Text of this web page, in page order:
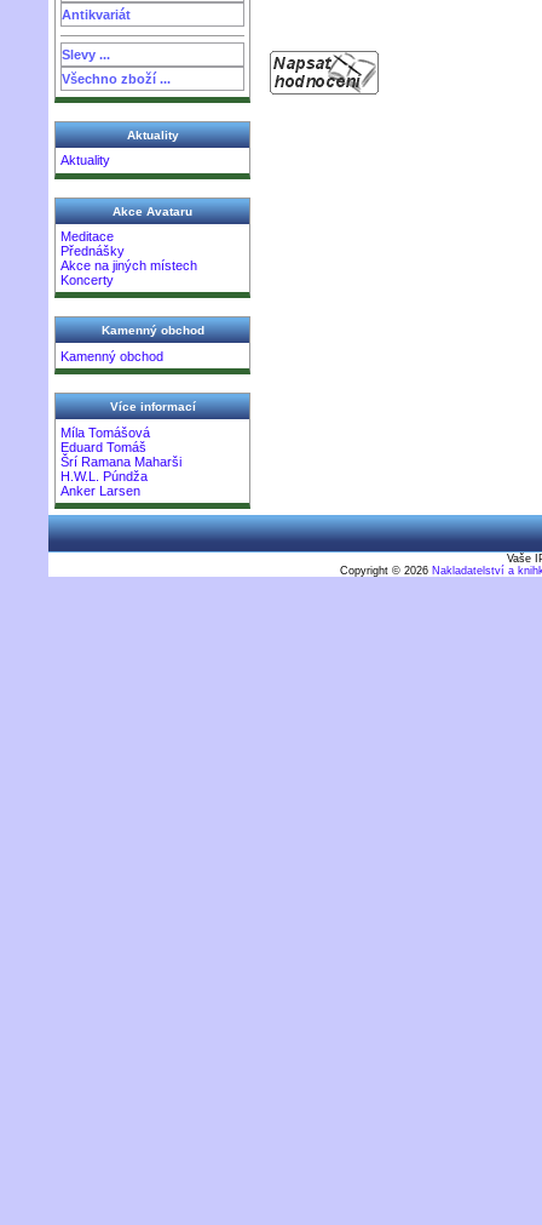
Antikvariát
Slevy ...
Všechno zboží ...
Aktuality
Aktuality
Akce Avataru
Meditace
Přednášky
Akce na jiných místech
Koncerty
Kamenný obchod
Kamenný obchod
Více informací
Míla Tomášová
Eduard Tomáš
Šrí Ramana Maharši
H.W.L. Púndža
Anker Larsen
Vaše
Copyright © 2026 Nakladatelství a